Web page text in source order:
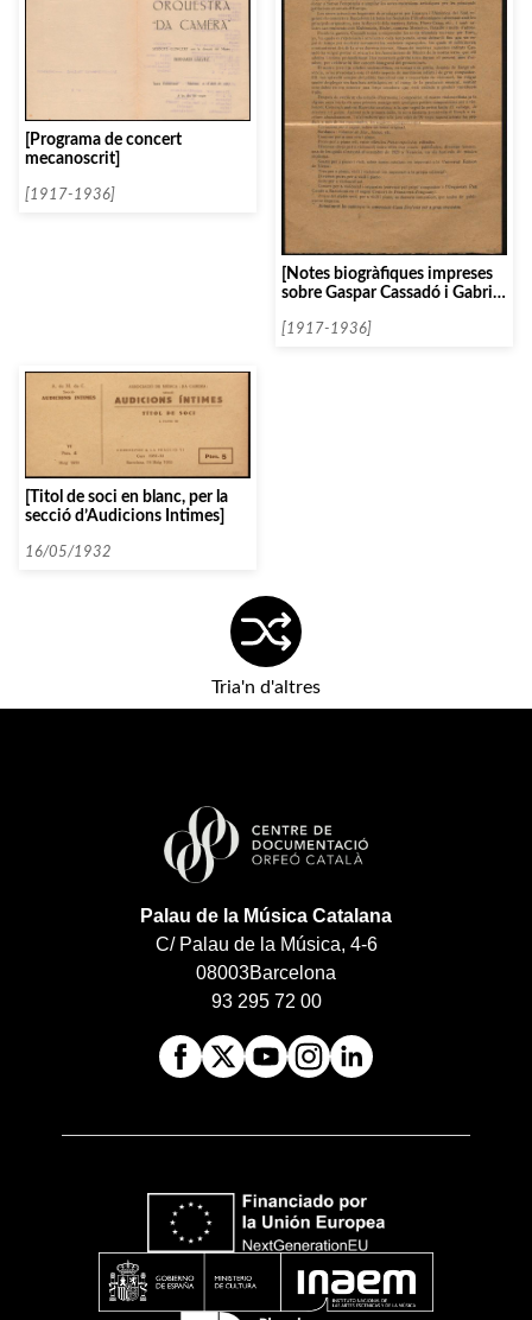
[Programa de concert
mecanoscrit]
[1917-1936]
[Notes biogràfiques impreses
sobre Gaspar Cassadó i Gabriel
[1917-1936]
[Titol de soci en blanc, per la
secció d’Audicions Intimes]
16/05/1932
Tria'n d'altres
Palau de la Música Catalana
C/ Palau de la Música, 4-6
08003Barcelona
93 295 72 00